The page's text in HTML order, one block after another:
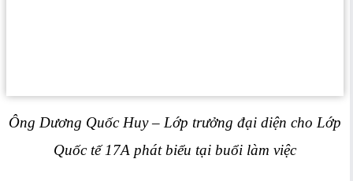
Ông Dương Quốc Huy – Lớp trưởng đại diện cho Lớp
Quốc tế 17A phát biểu tại buổi làm việc